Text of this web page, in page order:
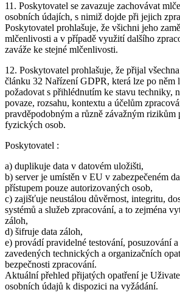
11. Poskytovatel se zavazuje zachovávat
osobních údajích, s nimiž dojde při jejich
Poskytovatel prohlašuje, že všichni jeho
mlčenlivosti a v případě využití dalšího
zaváže ke stejné mlčenlivosti.
12. Poskytovatel prohlašuje, že přijal
článku 32 Nařízení GDPR, která lze po něm
požadovat s přihlédnutím ke stavu techniky,
povaze, rozsahu, kontextu a účelům
pravděpodobným a různě závažným rizikům
fyzických osob.
Poskytovatel :
a) duplikuje data v datovém uložišti,
b) server je umístěn v EU v zabezpečeném
přístupem pouze autorizovaných osob,
c) zajišťuje neustálou důvěrnost, integritu,
systémů a služeb zpracování, a to zejména
záloh,
d) šifruje data záloh,
e) provádí pravidelné testování, posuzování
zavedených technických a organizačních
bezpečnosti zpracování.
Aktuální přehled přijatých opatření je
osobních údajů k dispozici na vyžádání.